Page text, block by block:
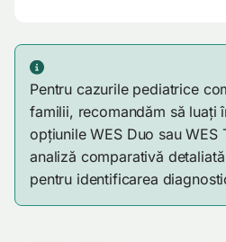
Pentru cazurile pediatrice
familii, recomandăm să luați
opțiunile WES Duo sau
analiză comparativă
pentru identificarea